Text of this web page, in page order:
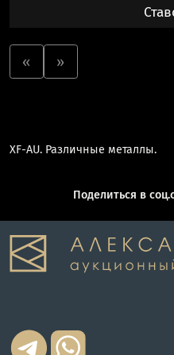
« »
XF-AU. Различные металлы.
Поделиться в